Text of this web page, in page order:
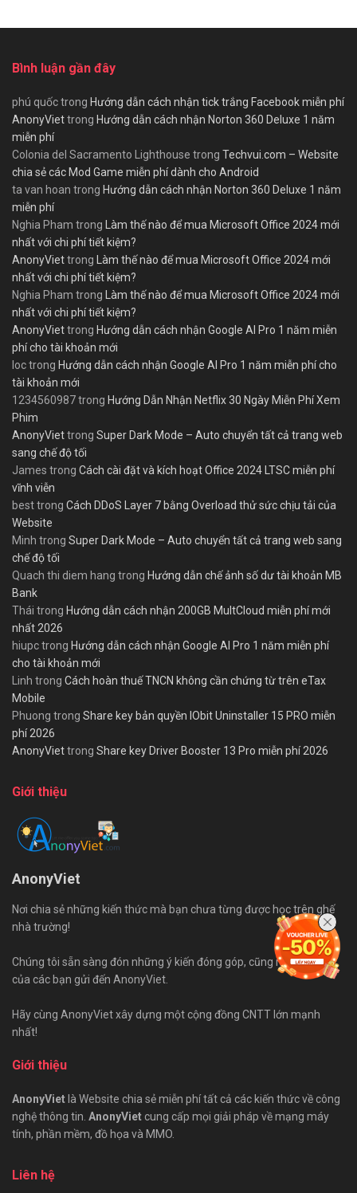
Bình luận gần đây
phú quốctrong Hướng dẫn cách nhận tick trắng Facebook miễn phí
AnonyViettrong Hướng dẫn cách nhận Norton 360 Deluxe 1 năm
miễn phí
Colonia del Sacramento Lighthouse trong Techvui.com – Website
chia sẻ các Mod Game miễn phí dành cho Android
ta van hoan trong Hướng dẫn cách nhận Norton 360 Deluxe 1 năm
miễn phí
Nghia Pham trong
Làm thế nào để mua Microsoft Office 2024 mới
nhất với chi phí tiết kiệm?
AnonyViettrong
Làm thế nào để mua Microsoft Office 2024 mới
nhất với chi phí tiết kiệm?
Nghia Pham trong
Làm thế nào để mua Microsoft Office 2024 mới
nhất với chi phí tiết kiệm?
AnonyViettrong Hướng dẫn cách nhận Google AI Pro 1 năm miễn
phí cho tài khoản mới
loctrong Hướng dẫn cách nhận Google AI Pro 1 năm miễn phí cho
tài khoản mới
1234560987trong Hướng Dẫn Nhận Netflix 30 Ngày Miễn Phí Xem
Phim
AnonyViettrong Super Dark Mode – Auto chuyển tất cả trang web
sang chế độ tối
James trong Cách cài đặt và kích hoạt Office 2024 LTSC miễn phí
vĩnh viễn
besttrong Cách DDoS Layer 7 bằng Overload thử sức chịu tải của
Website
Minh trong Super Dark Mode – Auto chuyển tất cả trang web sang
chế độ tối
Quach thi diem hang trong Hướng dẫn chế ảnh số dư tài khoản MB
Bank
Thái trong Hướng dẫn cách nhận 200GB MultCloud miễn phí mới
nhất 2026
hiupctrong Hướng dẫn cách nhận Google AI Pro 1 năm miễn phí
cho tài khoản mới
Linh trong Cách hoàn thuế TNCN không cần chứng từ trên eTax
Mobile
Phuong trong Share key bản quyền IObit Uninstaller 15 PRO miễn
phí 2026
AnonyViettrong Share key Driver Booster 13 Pro miễn phí 2026
Giới thiệu
AnonyViet
Nơi chia sẻ những kiến thức mà bạn chưa từng được học trên ghế
nhà trường!
Chúng tôi sẵn sàng đón những ý kiến đóng góp, cũng như bài viết
của các bạn gửi đến AnonyViet.
Hãy cùng AnonyViet xây dựng một cộng đồng CNTT lớn mạnh
nhất!
Giới thiệu
AnonyViet là Website chia sẻ miễn phí tất cả các kiến thức về công
nghệ thông tin. AnonyViet cung cấp mọi giải pháp về mạng máy
tính, phần mềm, đồ họa và MMO.
Liên hệ